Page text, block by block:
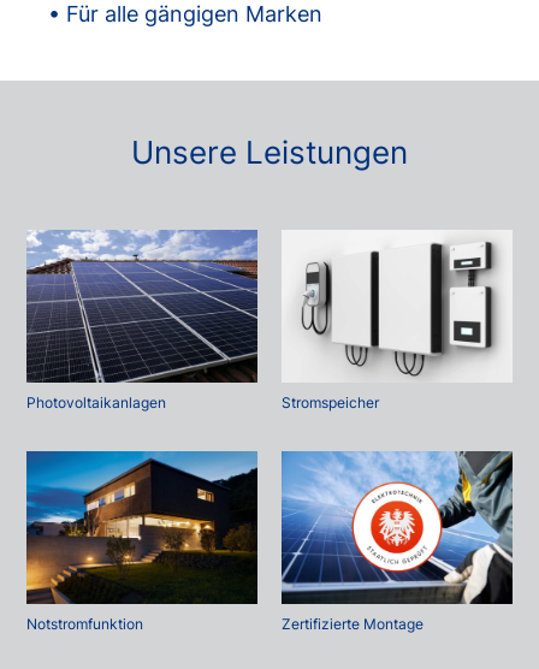
• Für alle gängigen Marken
Unsere Leistungen
Photovoltaikanlagen Stromspeicher
Notstromfunktion Zertifizierte Montage